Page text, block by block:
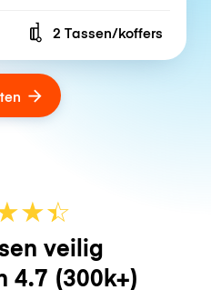
Number of bags
2 Tassen/koffers
★☆
★
veilig
4.7 (300k+)